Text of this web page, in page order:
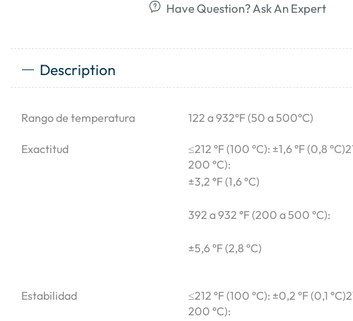
Have Question? Ask An Expert
Description
Rango de temperatura 122 a 932°F (50 a 500°C)
Exactitud
≤212 °F (100 °C): ±1,6 °F (0,8
200 °C):
±3,2 °F (1,6 °C)
392 a 932 °F (200 a 500 °C):
±5,6 °F (2,8 °C)
Estabilidad
≤212 °F (100 °C): ±0,2 °F (0,1
200 °C):